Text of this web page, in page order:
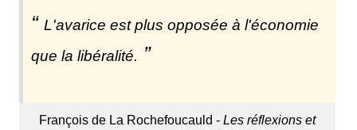
L'avarice est plus opposée à l'économie
que la libéralité.
François de La Rochefoucauld - Les réflexions et